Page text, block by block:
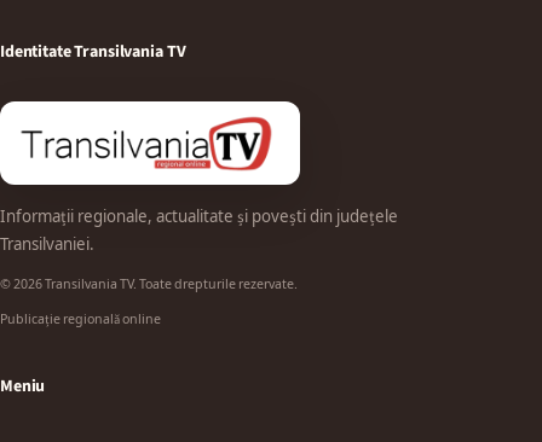
Identitate Transilvania TV
Informații regionale, actualitate și povești din județele
Transilvaniei.
© 2026 Transilvania TV. Toate drepturile rezervate.
Publicație regională online
Meniu